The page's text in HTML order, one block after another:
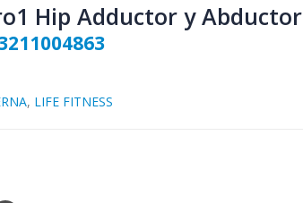
Hip Adductor y Abductor
, LIFE FITNESS